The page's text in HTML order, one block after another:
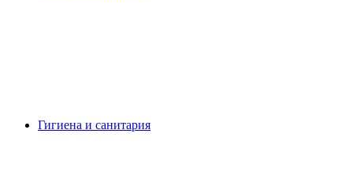
Гигиена и санитария